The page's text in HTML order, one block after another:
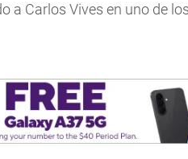
a Carlos Vives en uno de